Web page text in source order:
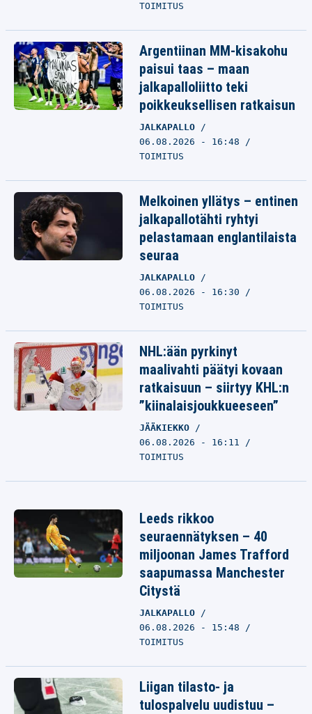
TOIMITUS
Argentiinan MM-kisakohu
paisui taas – maan
jalkapalloliitto teki
poikkeuksellisen ratkaisun
JALKAPALLO
06.08.2026 - 16:48
TOIMITUS
Melkoinen yllätys – entinen
jalkapallotähti ryhtyi
pelastamaan englantilaista
seuraa
JALKAPALLO
06.08.2026 - 16:30
TOIMITUS
NHL:ään pyrkinyt
maalivahti päätyi kovaan
ratkaisuun – siirtyy KHL:n
”kiinalaisjoukkueeseen”
JÄÄKIEKKO
06.08.2026 - 16:11
TOIMITUS
Leeds rikkoo
seuraennätyksen – 40
miljoonan James Trafford
saapumassa Manchester
Citystä
JALKAPALLO
06.08.2026 - 15:48
TOIMITUS
Liigan tilasto- ja
tulospalvelu uudistuu –